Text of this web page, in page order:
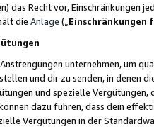
das Recht vor,
die Anlage („ Einschränkungen
unternehmen, um
und dir zu senden, in denen
und spezielle
dazu führen, dass dein
Vergütungen in der